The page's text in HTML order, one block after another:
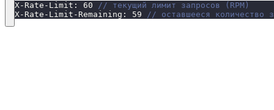
X-Rate-Limit : 60
// текущий лимит запросов (RPM)
X-Rate-Limit-Remaining : 59 // оставшееся количество